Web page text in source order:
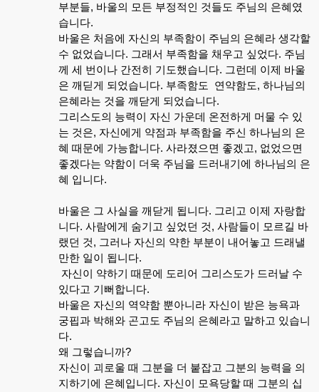
부분들, 바울의 모든 부정적인 것들도 주님의 은혜였
습니다.
바울은 처음에 자신의 부족함이 주님의 은혜라 생각할
수 없었습니다. 그래서 부족함을 채우고 싶었다. 주님
께 세 번이나 간전히 기도했습니다. 그런데 이제
바울
은 깨딛게 되었습니다. 부족함도 연약함도, 하나님의
은혜라는 것을 깨닫게 되었습니다.
그리스도의 능력이 자신 가운데 온전하게 머물 수 있
는 것은, 자신에게 약점과 부족함을 주신 하나님의 은
혜 때문에 가능합니다. 사라졌으면 좋겠고, 없었으면
좋겠다는 약함이 더욱 주님을 드러내기에 하나님의 은
혜
입니다.
바울은 그 사실을 깨닫게 됩니다. 그리고 이제
자랑합
니다. 사람에게 숨기고 싶었던 것, 사람들이 모르길 바
랬던 것, 그러나 자신의 약한 부분이 내어놓고 드래낼
만한 일이 됩니다.
자신이
약하기 때문에 도리어 그리스도가 드러날 수
있다고 기뻐합니다.
바울은 자신의 역약함 뿐아니라 자신이 받은 능욕과
궁핍과 박해와 곤고도 주님의 은혜라고 말하고 있습니
다.
왜 그렇습니까?
자신이
괴로울 때 그분을 더 붙잡고 그분의 능력을 의
지하기에
은혜입니다. 자신이 모욕당할 때 그분의 십